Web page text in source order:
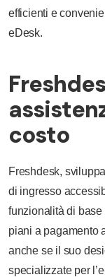
efficienti e
eDesk.
costo
Freshdesk,
di ingresso
funzionalità di
piani a pagamento
anche se il suo
specializzate per